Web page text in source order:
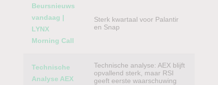
Beursnieuws
vandaag |
LYNX
Morning Call
Sterk kwartaal voor Palantir
en Snap
Technische
Analyse AEX
Technische analyse: AEX blijft
opvallend sterk, maar RSI
geeft eerste waarschuwing